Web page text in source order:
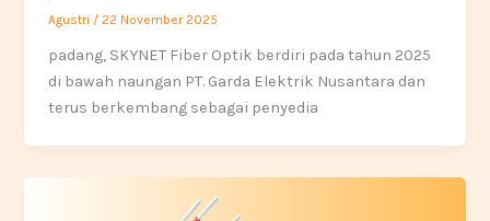
Agustri / 22 November 2025
padang, SKYNET Fiber Optik berdiri pada tahun 2025
di bawah naungan PT. Garda Elektrik Nusantara dan
terus berkembang sebagai penyedia